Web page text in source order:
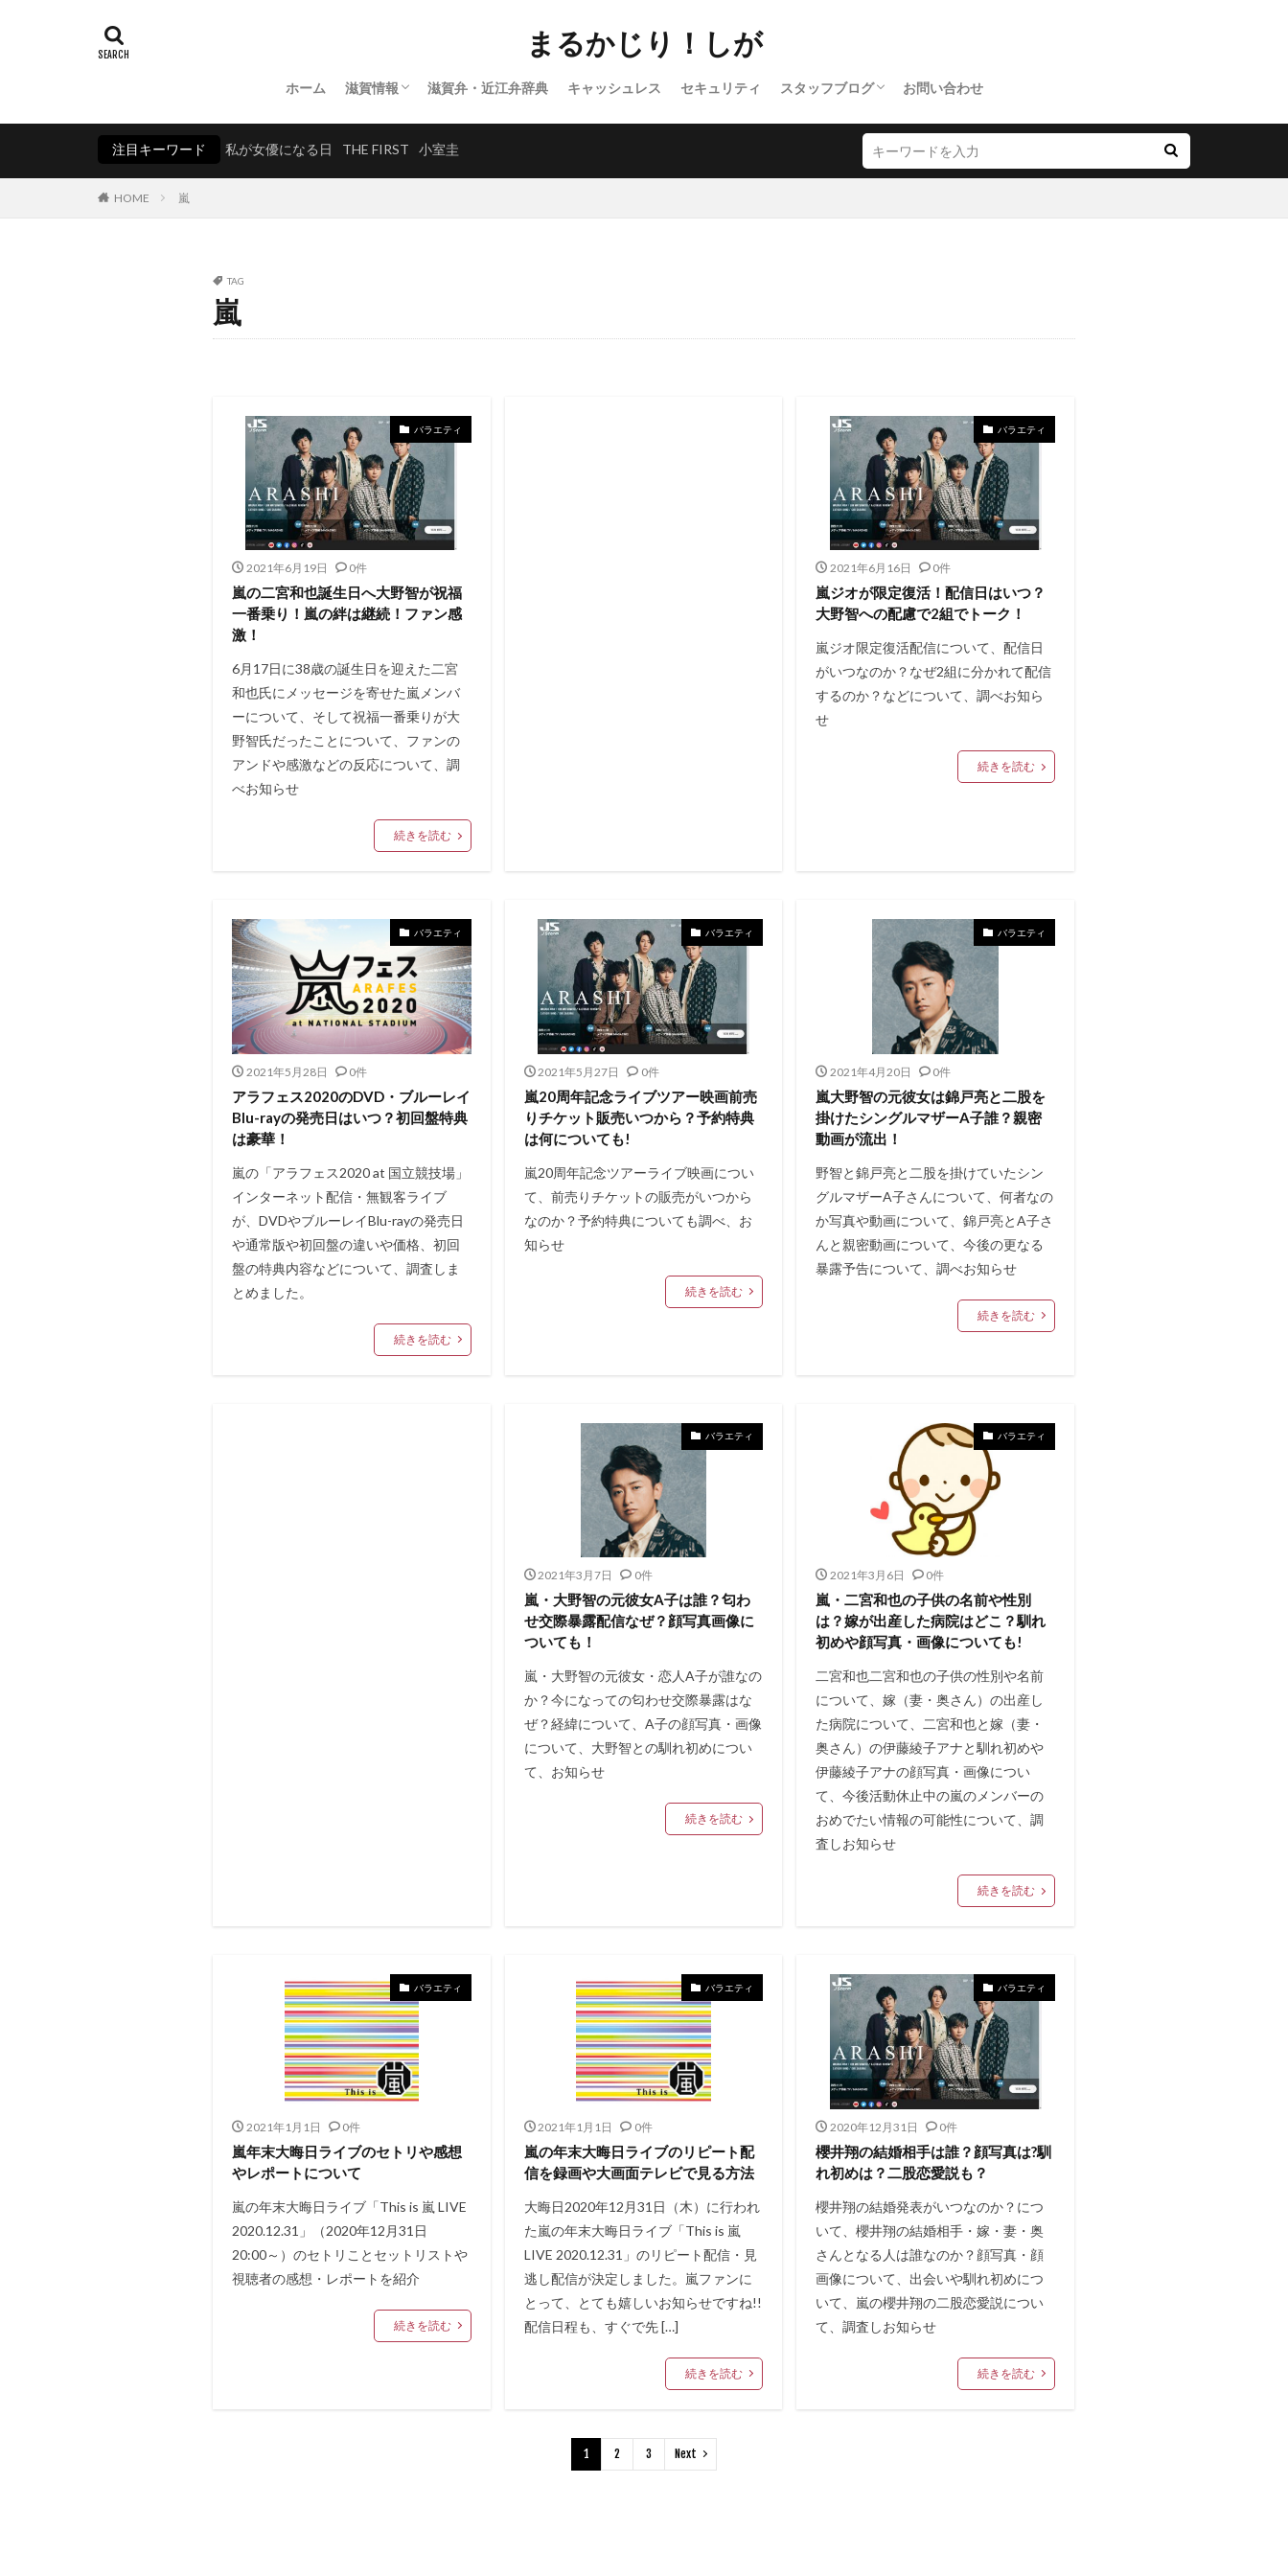
まるかじり！しが
ホーム 滋賀情報
湖北
湖東
湖南
湖西
滋賀弁・近江弁辞典 キャッシュレス セキュリティ スタッフブログ
バラエティ
WordPress
お問い合わせ
注目キーワード 私が女優になる日 THE FIRST 小室圭
HOME 嵐
TAG
嵐
バラエティ
2021年6月19日 0件
嵐の二宮和也誕生日へ大野智が祝福
一番乗り！嵐の絆は継続！ファン感
激！
6月17日に38歳の誕生日を迎えた二宮
和也氏にメッセージを寄せた嵐メンバ
ーについて、そして祝福一番乗りが大
野智氏だったことについて、ファンの
アンドや感激などの反応について、調
べお知らせ
続きを読む
バラエティ
2021年6月16日 0件
嵐ジオが限定復活！配信日はいつ？
大野智への配慮で2組でトーク！
嵐ジオ限定復活配信について、配信日
がいつなのか？なぜ2組に分かれて配信
するのか？などについて、調べお知ら
せ
続きを読む
バラエティ
2021年5月28日 0件
アラフェス2020のDVD・ブルーレイ
Blu-rayの発売日はいつ？初回盤特典
は豪華！
嵐の「アラフェス2020 at 国立競技場」
インターネット配信・無観客ライブ
が、DVDやブルーレイBlu-rayの発売日
や通常版や初回盤の違いや価格、初回
盤の特典内容などについて、調査しま
とめました。
続きを読む
バラエティ
2021年5月27日 0件
嵐20周年記念ライブツアー映画前売
りチケット販売いつから？予約特典
は何についても!
嵐20周年記念ツアーライブ映画につい
て、前売りチケットの販売がいつから
なのか？予約特典についても調べ、お
知らせ
続きを読む
バラエティ
2021年4月20日 0件
嵐大野智の元彼女は錦戸亮と二股を
掛けたシングルマザーA子誰？親密
動画が流出！
野智と錦戸亮と二股を掛けていたシン
グルマザーA子さんについて、何者なの
か写真や動画について、錦戸亮とA子さ
んと親密動画について、今後の更なる
暴露予告について、調べお知らせ
続きを読む
バラエティ
2021年3月7日 0件
嵐・大野智の元彼女A子は誰？匂わ
せ交際暴露配信なぜ？顔写真画像に
ついても！
嵐・大野智の元彼女・恋人A子が誰なの
か？今になっての匂わせ交際暴露はな
ぜ？経緯について、A子の顔写真・画像
について、大野智との馴れ初めについ
て、お知らせ
続きを読む
バラエティ
2021年3月6日 0件
嵐・二宮和也の子供の名前や性別
は？嫁が出産した病院はどこ？馴れ
初めや顔写真・画像についても!
二宮和也二宮和也の子供の性別や名前
について、嫁（妻・奥さん）の出産し
た病院について、二宮和也と嫁（妻・
奥さん）の伊藤綾子アナと馴れ初めや
伊藤綾子アナの顔写真・画像につい
て、今後活動休止中の嵐のメンバーの
おめでたい情報の可能性について、調
査しお知らせ
続きを読む
バラエティ
2021年1月1日 0件
嵐年末大晦日ライブのセトリや感想
やレポートについて
嵐の年末大晦日ライブ「This is 嵐 LIVE
2020.12.31」（2020年12月31日
20:00～）のセトリことセットリストや
視聴者の感想・レポートを紹介
続きを読む
バラエティ
2021年1月1日 0件
嵐の年末大晦日ライブのリピート配
信を録画や大画面テレビで見る方法
大晦日2020年12月31日（木）に行われ
た嵐の年末大晦日ライブ「This is 嵐
LIVE 2020.12.31」のリピート配信・見
逃し配信が決定しました。嵐ファンに
とって、とても嬉しいお知らせですね!!
配信日程も、すぐで先 […]
続きを読む
バラエティ
2020年12月31日 0件
櫻井翔の結婚相手は誰？顔写真は?馴
れ初めは？二股恋愛説も？
櫻井翔の結婚発表がいつなのか？につ
いて、櫻井翔の結婚相手・嫁・妻・奥
さんとなる人は誰なのか？顔写真・顔
画像について、出会いや馴れ初めにつ
いて、嵐の櫻井翔の二股恋愛説につい
て、調査しお知らせ
続きを読む
1 2 3 Next